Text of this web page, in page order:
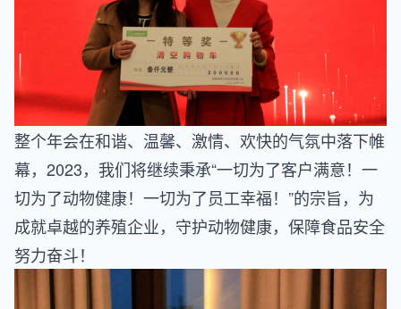
整个年会在和谐、温馨、激情、欢快的气氛中落下帷
幕，2023，我们将继续秉承“一切为了客户满意！一
切为了动物健康！一切为了员工幸福！”的宗旨，为
成就卓越的养殖企业，守护动物健康，保障食品安全
努力奋斗！